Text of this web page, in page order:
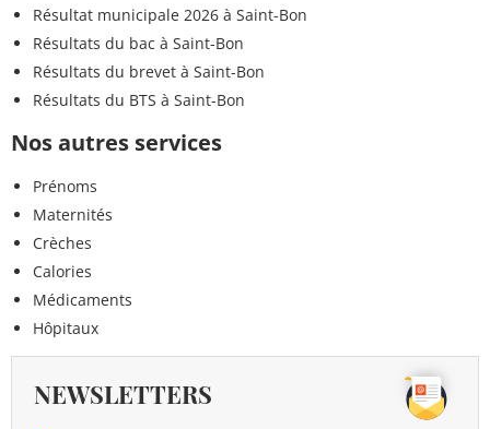
Résultat municipale 2026 à Saint-Bon
Résultats du bac à Saint-Bon
Résultats du brevet à Saint-Bon
Résultats du BTS à Saint-Bon
Nos autres services
Prénoms
Maternités
Crèches
Calories
Médicaments
Hôpitaux
NEWSLETTERS